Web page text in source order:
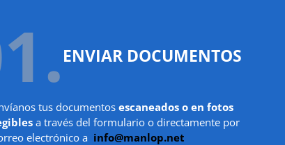
ENVIAR DOCUMENTOS
tus documentosescaneados o en fotos
a través del formulario o directamente por
electrónico a info@manlop.net